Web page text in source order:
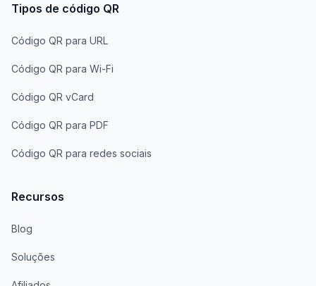
Tipos de código QR
Código QR para URL
Código QR para Wi-Fi
Código QR vCard
Código QR para PDF
Código QR para redes sociais
Recursos
Blog
Soluções